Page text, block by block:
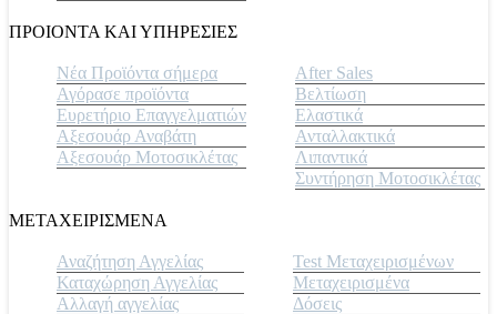
ΠΡΟΙΟΝΤΑ ΚΑΙ ΥΠΗΡΕΣΙΕΣ
Νέα Προϊόντα σήμερα
Αγόρασε προϊόντα
Ευρετήριο Επαγγελματιών
Αξεσουάρ Αναβάτη
Αξεσουάρ Μοτοσικλέτας
Αfter Sales
Βελτίωση
Ελαστικά
Ανταλλακτικά
Λιπαντικά
Συντήρηση Μοτοσικλέτας
ΜΕΤΑΧΕΙΡΙΣΜΕΝΑ
Αναζήτηση Αγγελίας
Καταχώρηση Αγγελίας
Αλλαγή αγγελίας
Test Μεταχειρισμένων
Μεταχειρισμένα
Δόσεις